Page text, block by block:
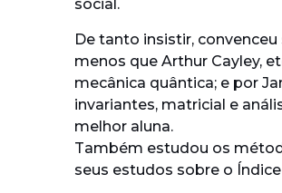
social.
De tanto insistir,
menos que Arthur Cayley,
mecânica quântica; e por
invariantes, matricial e
melhor aluna.
Também estudou os
seus estudos sobre o